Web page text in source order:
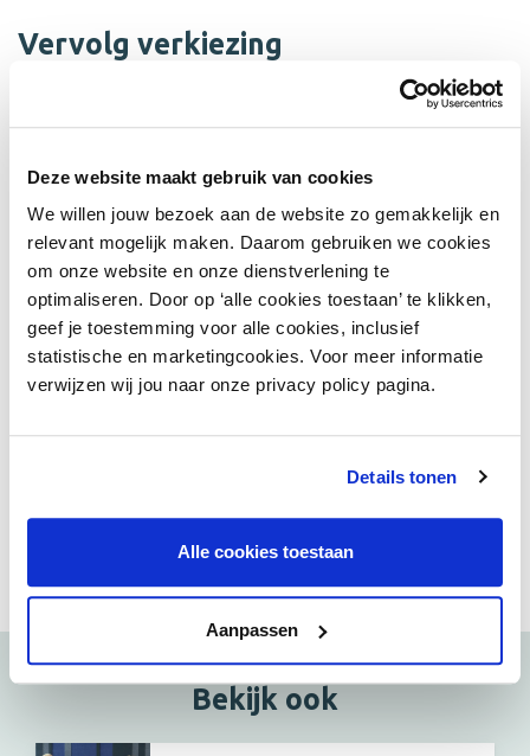
Deze website maakt gebruik van cookies
We willen jouw bezoek aan de website zo gemakkelijk en
relevant mogelijk maken. Daarom gebruiken we cookies
om onze website en onze dienstverlening te
optimaliseren. Door op ‘alle cookies toestaan’ te klikken,
geef je toestemming voor alle cookies, inclusief
statistische en marketingcookies. Voor meer informatie
verwijzen wij jou naar onze privacy policy pagina.
Details tonen
Alle cookies toestaan
Aanpassen
Vervolg verkiezing
De tien geselecteerde binnensteden per categorie
projecten/processen toelichten welke ontwikkeling de
binnenstad heeft doorgemaakt in de periode 1 januari
2017 tot 1 januari 2020. Op basis van het bidbook, een
speeddate en de data uit
Binnenstadsbarometer
zullen de juryleden op 9
maart de twee finalisten per categorie kiezen, die door
de voltallige jury worden bezocht.
Half mei worden tijdens de Beste Binnenstad Awards in
Verkiezing Beste Binnenstad 2020 bekend gemaakt.
Bekijk ook